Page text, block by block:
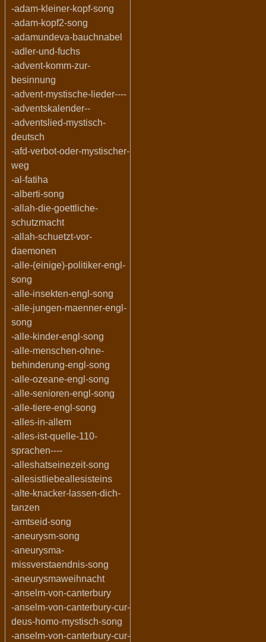
-adam-kleiner-kopf-song
-adam-kopf2-song
-adamundeva-bauchnabel
-adler-und-fuchs
-advent-komm-zur-
besinnung
-advent-mystische-lieder----
-adventskalender--
-adventslied-mystisch-
deutsch
-afd-verbot-oder-mystischer-
weg
-al-fatiha
-alberti-song
-allah-die-goettliche-
schutzmacht
-allah-schuetzt-vor-
daemonen
-alle-(einige)-politiker-engl-
song
-alle-insekten-engl-song
-alle-jungen-maenner-engl-
song
-alle-kinder-engl-song
-alle-menschen-ohne-
behinderung-engl-song
-alle-ozeane-engl-song
-alle-senioren-engl-song
-alle-tiere-engl-song
-alles-in-allem
-alles-ist-quelle-110-
sprachen----
-alleshatseinezeit-song
-allesistliebeallesisteins
-alte-knacker-lassen-dich-
tanzen
-amtseid-song
-aneurysm-song
-aneurysma-
missverstaendnis-song
-aneurysmaweihnacht
-anselm-von-canterbury
-anselm-von-canterbury-cur-
deus-homo-mystisch-song
-anselm-von-canterbury-cur-